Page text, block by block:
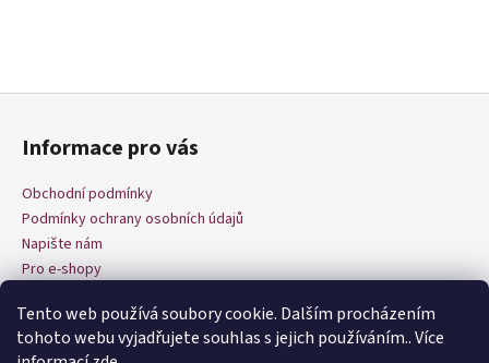
Tento web používá soubory cookie. Dalším procházením
tohoto webu vyjadřujete souhlas s jejich používáním.. Více
Z
Informace pro vás
Obchodní podmínky
Podmínky ochrany osobních údajů
Napište nám
Pro e-shopy